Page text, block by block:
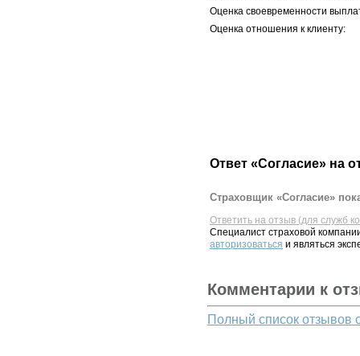
Оценка своевременности
Оценка отношения к клиенту:
Ответ «Согласие» на
Страховщик «Согласие»
Ответить на отзыв (для служб
Специалист страховой
авторизоваться и являться
Комментарии к
Полный список отзывов